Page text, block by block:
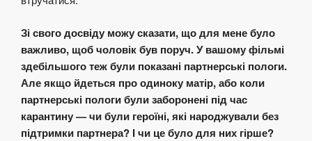
Зі свого досвіду можу сказати, що для мене було
важливо, щоб чоловік був поруч. У вашому фільмі
здебільшого теж були показані партнерські пологи.
Але якщо йдеться про одиноку матір, або коли
партнерські пологи були заборонені під час
карантину — чи були героїні, які народжували без
підтримки партнера? І чи це було для них гірше?